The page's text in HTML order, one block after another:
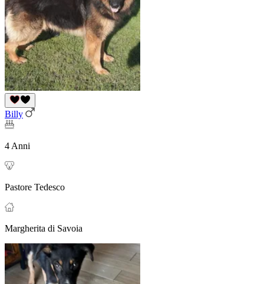
Billy
4 Anni
Pastore Tedesco
Margherita di Savoia